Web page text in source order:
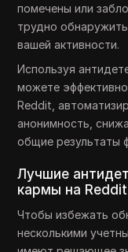
помечены или
трудно
вашей активности.
Используя
можете
Reddit,
анонимность,
общие результаты
Лучшие
кармы на
Чтобы избежать
несколькими